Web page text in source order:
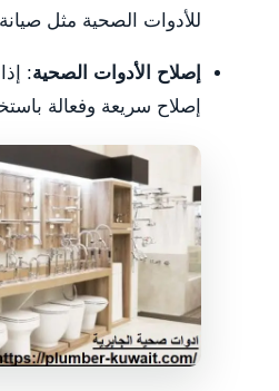
للأدوات الصحية مثل
إصلاح الأدوات الصحية:
إصلاح سريعة وفعالة